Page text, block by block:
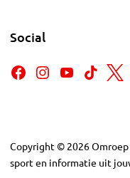
Social
Copyright © 2026
sport en informatie uit